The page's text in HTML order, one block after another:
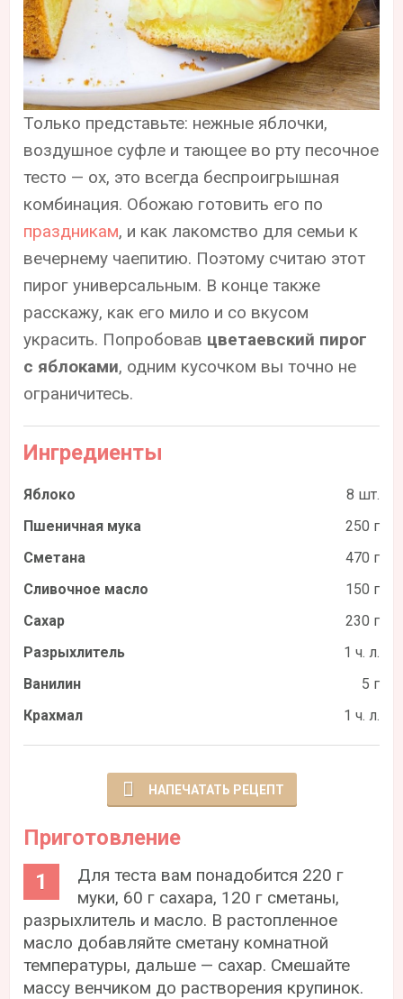
Только представьте: нежные яблочки,
воздушное суфле и тающее во рту песочное
тесто — ох, это всегда беспроигрышная
комбинация. Обожаю готовить его по
праздникам, и как лакомство для семьи к
вечернему чаепитию. Поэтому считаю этот
пирог универсальным. В конце также
расскажу, как его мило и со вкусом
украсить. Попробовав цветаевский пирог
с яблоками, одним кусочком вы точно не
ограничитесь.
Ингредиенты
Яблоко
8 шт.
Пшеничная мука
250 г
Сметана
470 г
Сливочное масло
150 г
Сахар
230 г
Разрыхлитель
1 ч. л.
Ванилин
5 г
Крахмал
1 ч. л.
НАПЕЧАТАТЬ РЕЦЕПТ
Приготовление
Для теста вам понадобится 220 г
муки, 60 г сахара, 120 г сметаны,
разрыхлитель и масло. В растопленное
масло добавляйте сметану комнатной
температуры, дальше — сахар. Смешайте
массу венчиком до растворения крупинок.